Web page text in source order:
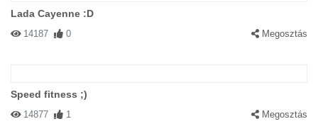
Lada Cayenne :D
14187 0 Megosztás
Speed fitness ;)
14877 1 Megosztás